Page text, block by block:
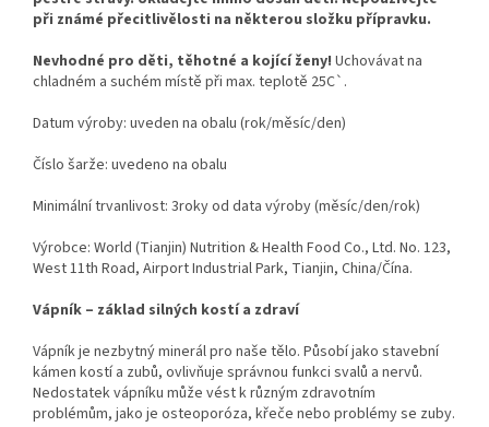
při známé přecitlivělosti na některou složku přípravku.
Nevhodné pro děti, těhotné a kojící ženy! Uchovávat na
chladném a suchém místě při max. teplotě 25C`.
Datum výroby: uveden na obalu (rok/měsíc/den)
Číslo šarže: uvedeno na obalu
Minimální trvanlivost: 3roky od data výroby (měsíc/den/rok)
Výrobce: World (Tianjin) Nutrition & Health Food Co., Ltd. No. 123,
West 11th Road, Airport Industrial Park, Tianjin, China/Čína.
Vápník – základ silných kostí a zdraví
Vápník je nezbytný minerál pro naše tělo. Působí jako stavební
kámen kostí a zubů, ovlivňuje správnou funkci svalů a nervů.
Nedostatek vápníku může vést k různým zdravotním
problémům, jako je osteoporóza, křeče nebo problémy se zuby.